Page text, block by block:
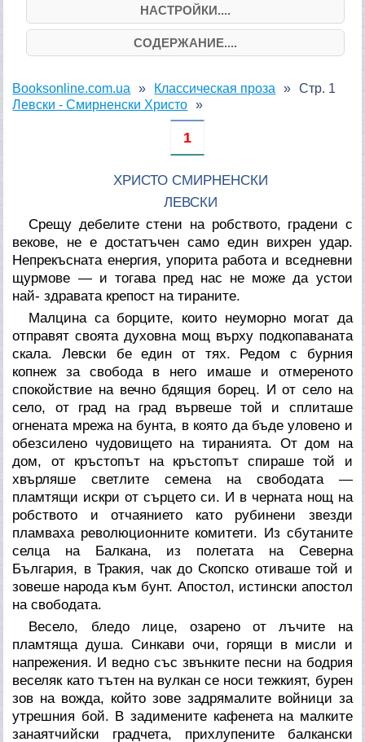
НАСТРОЙКИ....
СОДЕРЖАНИЕ....
Booksonline.com.ua
Классическая проза
Левски - Смирненски Христо
Стр. 1
1
ХРИСТО СМИРНЕНСКИ
ЛЕВСКИ
Срещу дебелите стени на робството, градени с
векове, не е достатъчен само един вихрен удар.
Непрекъсната енергия, упорита работа и вседневни
щурмове — и тогава пред нас не може да устои
най- здравата крепост на тираните.
Малцина са борците, които неуморно могат да
отправят своята духовна мощ върху подкопаваната
скала. Левски бе един от тях. Редом с бурния
копнеж за свобода в него имаше и отмереното
спокойствие на вечно бдящия борец. И от село на
село, от град на град вървеше той и сплиташе
огнената мрежа на бунта, в която да бъде уловено и
обезсилено чудовището на тиранията. От дом на
дом, от кръстопът на кръстопът спираше той и
хвърляше светлите семена на свободата —
пламтящи искри от сърцето си. И в черната нощ на
робството и отчаянието като рубинени звезди
пламваха революционните комитети. Из сбутаните
селца на Балкана, из полетата на Северна
България, в Тракия, чак до Скопско отиваше той и
зовеше народа към бунт. Апостол, истински апостол
на свободата.
Весело, бледо лице, озарено от лъчите на
пламтяща душа. Синкави очи, горящи в мисли и
напрежения. И ведно със звънките песни на бодрия
веселяк като тътен на вулкан се носи тежкият, бурен
зов на вожда, който зове задрямалите войници за
утрешния бой. В задимените кафенета на малките
занаятчийски градчета, прихлупените балкански